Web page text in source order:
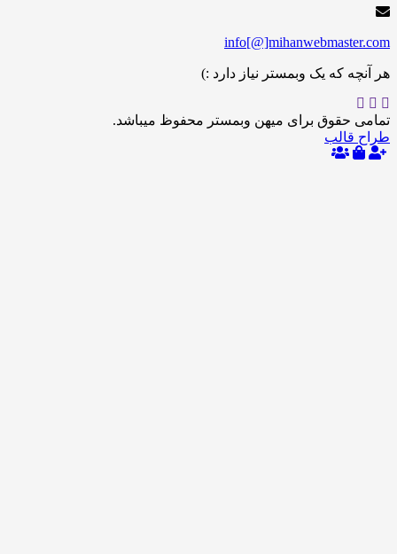
که یک وبمستر نیاز دارد :)
برای میهن وبمستر محفوظ میباشد.